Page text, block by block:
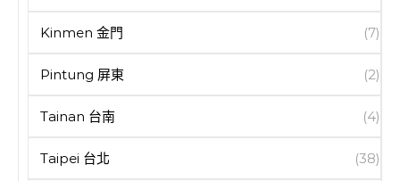
Kinmen 金門 (7)
Pintung 屏東 (2)
Tainan 台南 (4)
Taipei 台北 (38)